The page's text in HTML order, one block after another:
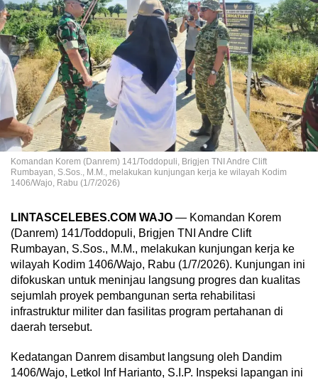
Komandan Korem (Danrem) 141/Toddopuli, Brigjen TNI Andre Clift
Rumbayan, S.Sos., M.M., melakukan kunjungan kerja ke wilayah Kodim
1406/Wajo, Rabu (1/7/2026)
LINTASCELEBES.COM WAJO — Komandan Korem
(Danrem) 141/Toddopuli, Brigjen TNI Andre Clift
Rumbayan, S.Sos., M.M., melakukan kunjungan kerja ke
wilayah Kodim 1406/Wajo, Rabu (1/7/2026). Kunjungan ini
difokuskan untuk meninjau langsung progres dan kualitas
sejumlah proyek pembangunan serta rehabilitasi
infrastruktur militer dan fasilitas program pertahanan di
daerah tersebut.
Kedatangan Danrem disambut langsung oleh Dandim
1406/Wajo, Letkol Inf Harianto, S.I.P. Inspeksi lapangan ini